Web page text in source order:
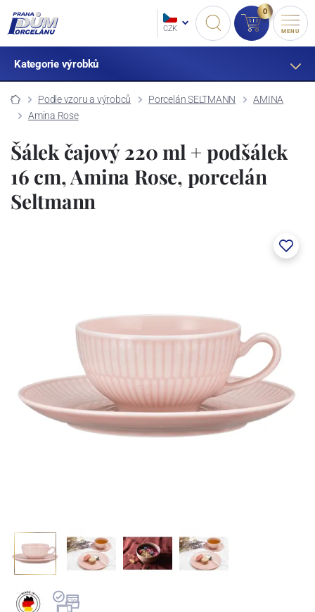
CZK
0
MENU
Kategorie výrobků
Podle vzoru a výrobců Porcelán SELTMANN
AMINA
Amina Rose
Šálek čajový 220 ml + podšálek
16 cm, Amina Rose, porcelán
Seltmann